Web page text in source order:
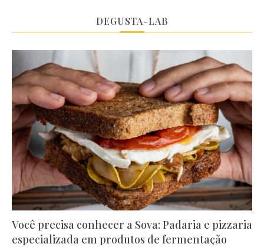
DEGUSTA-LAB
Você precisa conhecer a Sova: Padaria e pizzaria
especializada em produtos de fermentação